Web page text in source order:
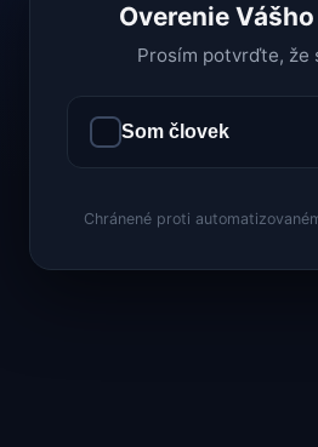
Overenie
Prosím potvrďte, že
Som človek
Chránené proti